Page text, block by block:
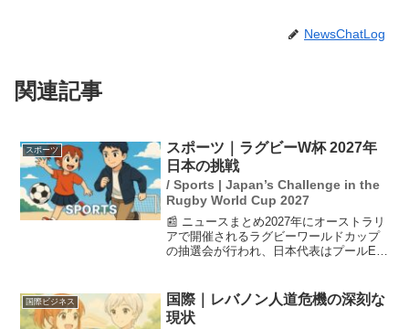
NewsChatLog
関連記事
スポーツ
スポーツ｜ラグビーW杯 2027年
日本の挑戦
/ Sports | Japan’s Challenge in the
Rugby World Cup 2027
📰 ニュースまとめ2027年にオーストラリ
アで開催されるラグビーワールドカップ
の抽選会が行われ、日本代表はプールEに
ます。特にフランスは世界的な強豪で、
日本にとっては厳...
国際ビジネス
国際｜レバノン人道危機の深刻な
現状